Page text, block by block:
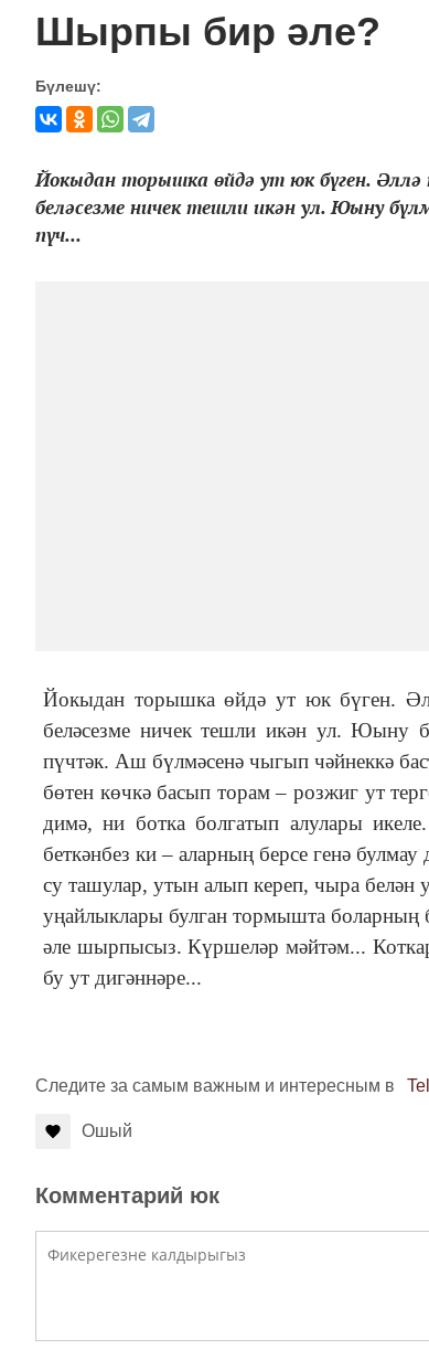
Шырпы бир әле?
Бүлешү:
Йокыдан торышка өйдә ут юк бүген. Әллә
беләсезме ничек тешли икән ул. Юыну
пүч...
Йокыдан торышка өйдә ут юк бүген.
беләсезме ничек тешли икән ул. Юыну
пүчтәк. Аш бүлмәсенә чыгып чәйнеккә
бөтен көчкә басып торам ‒ розжиг ут
димә, ни ботка болгатып алулары
беткәнбез ки ‒ аларның берсе генә
су ташулар, утын алып кереп, чыра белән
уңайлыклары булган тормышта боларның
әле шырпысыз. Күршеләр мәйтәм...
бу ут дигәннәре...
Следите за самым важным и интересным в
Ошый
Комментарий юк